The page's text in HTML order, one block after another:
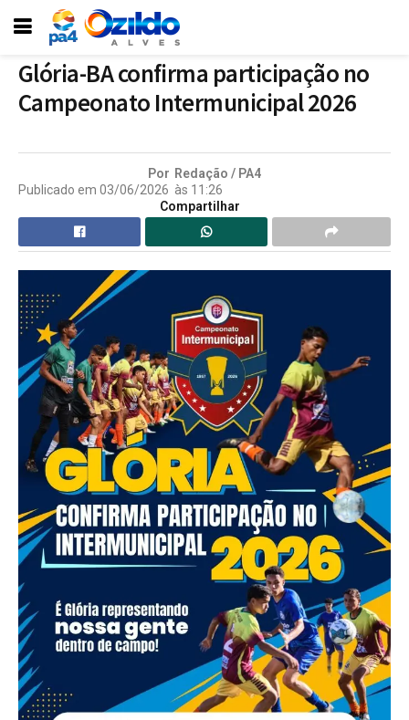
Glória-BA confirma participação no
Campeonato Intermunicipal 2026
Por Redação / PA4
Publicado em 03/06/2026 às 11:26
Compartilhar